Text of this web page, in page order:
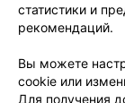
статистики и
рекомендаций.
Вы можете
cookie или
Для получения